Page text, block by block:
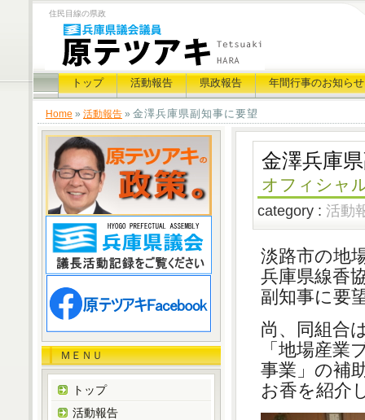
住民目線の県政
トップ 活動報告 県政報告 年間行事のお知らせ
Home » 活動報告 » 金澤兵庫県副知事に要望
金澤兵庫
オフィシャ
category : 活動
淡路市の地
兵庫県線香
副知事に要
尚、同組合
「地場産業
事業」の補
お香を紹介
ＭＥＮＵ
トップ
活動報告